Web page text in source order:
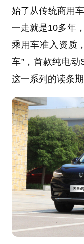
始了从传统商用
一走就是10多年
乘用车准入资质
车”，首款纯电
这一系列的读条